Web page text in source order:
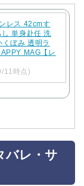
レス 42cmす
単身赴任 洗
ぼみ 透明ラ
MAG【レ
11時点)
バレ・サ